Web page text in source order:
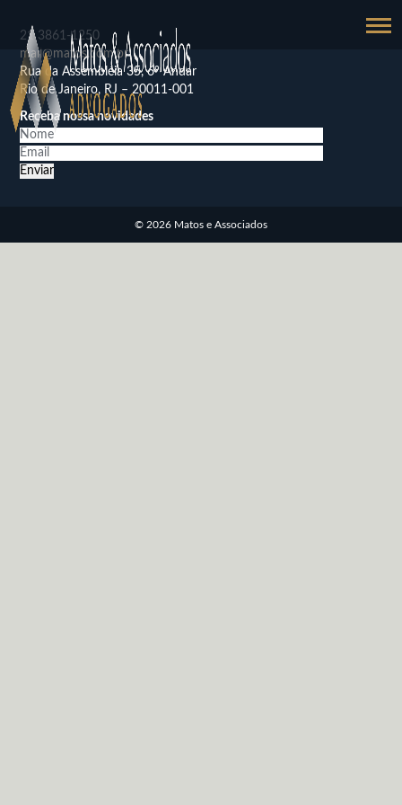
21 3861-1250
mail@matos.com.br
Rua da Assembléia 35, 6º Andar
Rio de Janeiro, RJ – 20011-001
Receba nossa novidades
© 2026 Matos e Associados